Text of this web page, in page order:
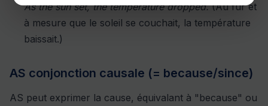
As the sun set, the temperature dropped.(Au fur et
à mesure que le soleil se couchait, la température
baissait.)
AS conjonction causale (= because/since)
AS peut exprimer la cause, équivalant à "because" ou